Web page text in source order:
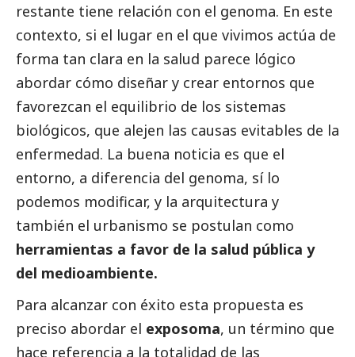
restante tiene relación con el genoma. En este
contexto, si el lugar en el que vivimos actúa de
forma tan clara en la salud parece lógico
abordar cómo diseñar y crear entornos que
favorezcan el equilibrio de los sistemas
biológicos, que alejen las causas evitables de la
enfermedad. La buena noticia es que el
entorno, a diferencia del genoma, sí lo
podemos modificar, y la arquitectura y
también el urbanismo se postulan como
herramientas a favor de la salud pública y
del medioambiente.
Para alcanzar con éxito esta propuesta es
preciso abordar el exposoma, un término que
hace referencia a la totalidad de las